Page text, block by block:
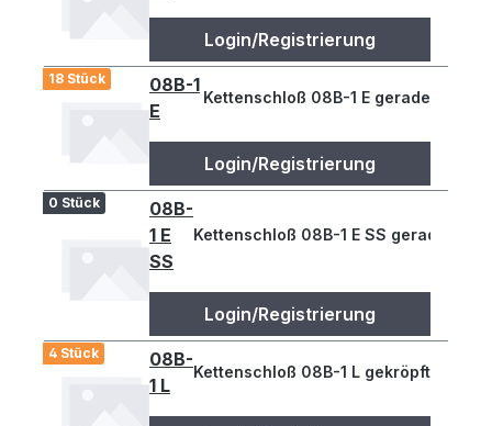
Login/Registrierung
18 Stück
08B-1
E
Kettenschloß 08B-1 E gerade
Login/Registrierung
0 Stück
08B-
1 E
SS
Kettenschloß 08B-1 E SS gerade
Login/Registrierung
4 Stück
08B-
1 L
Kettenschloß 08B-1 L gekröpft